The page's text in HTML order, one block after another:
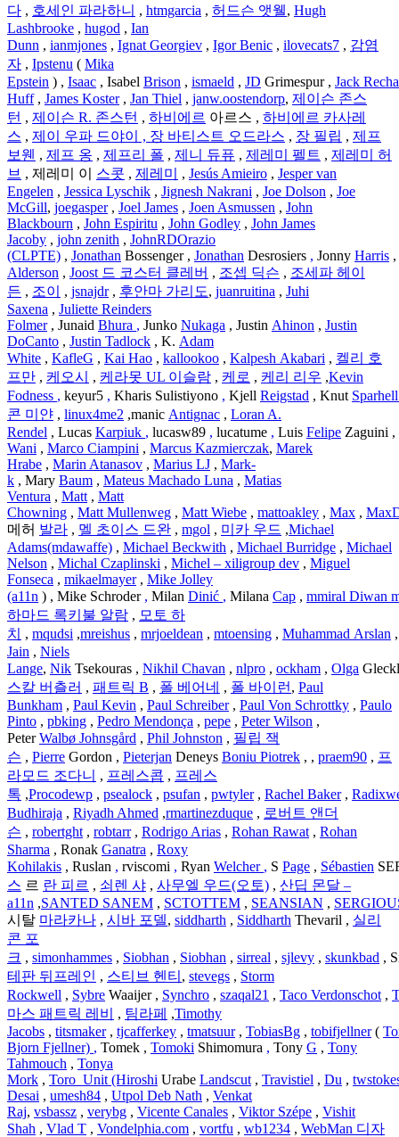
다 , 호세인 파라하니 , htmgarcia , 허드슨 앳웰, Hugh
Lashbrooke , hugod , Ian
Dunn , ianmjones , Ignat Georgiev , IgorBenic , ilovecats7 , 감염
자 , Ipstenu ( Mika
Epstein ) , Isaac , Isabel Brison , ismaeld , JD Grimespur , Jack
Huff, James Koster, Jan Thiel , janw.oostendorp, 제이슨 존스
턴 , 제이슨 R. 존스턴 , 하비에르 아르스 , 하비에르 카사레
스 , 제이 우파 드야이 , 장 바티스트 오드라스 , 장 필립 , 제프
보웬 , 제프 옹 , 제프리 폴 , 제니 듀퓨 , 제레미 펠트 , 제레미 허
브 , 제레미 이 스콧 , 제레미 , Jesús Amieiro , Jesper van
Engelen , Jessica Lyschik , Jignesh Nakrani , Joe Dolson , Joe
McGill, joegasper, Joel James , Joen Asmussen , John
Blackbourn , John Espiritu , John Godley , John James
Jacoby , john zenith , JohnRDOrazio
(CLPTE) , Jonathan Bossenger , Jonathan Desrosiers , Jonny Harris ,
Alderson , Joost 드 코스터 클레버 , 조셉 딕슨 , 조세파 헤이
든 , 조이 , jsnajdr, 후안마 가리도, juanruitina , Juhi
Saxena , Juliette Reinders
Folmer, Junaid Bhura , Junko Nukaga , Justin Ahinon , Justin
DoCanto , Justin Tadlock , K. Adam
White , KafleG , Kai Hao , kallookoo , Kalpesh Akabari , 켈리 호
프만 , 케오시 , 케라못 UL 이슬람 , 케로 , 케리 리우 ,Kevin
Fodness , keyur5 , Kharis Sulistiyono , Kjell Reigstad , Knut
콘 미얀 , linux4me2 ,manic Antignac , Loran A.
Rendel , Lucas Karpiuk , lucasw89 , lucatume , Luis Felipe Zaguini ,
Wani , Marco Ciampini , Marcus Kazmierczak, Marek
Hrabe , Marin Atanasov , Marius LJ , Mark-
k , Mary Baum , Mateus Machado Luna , Matias
Ventura , Matt , Matt
Chowning , Matt Mullenweg , Matt Wiebe , mattoakley , Max ,
메허 발라 , 멜 초이스 드완 , mgol , 미카 우드 ,Michael
Adams(mdawaffe) , Michael Beckwith , Michael Burridge , Michael
Nelson , Michal Czaplinski , Michel – xiligroup dev , Miguel
Fonseca , mikaelmayer, Mike Jolley
(a11n ) , Mike Schroder , Milan Dinić , Milana Cap , mmiral Diwan
하마드 록키불 알람 , 모토 하
치
, mqudsi ,mreishus , mrjoeldean , mtoensing , Muhammad Arslan
Jain , Niels
Lange, Nik Tsekouras , Nikhil Chavan , nlpro , ockham , Olga
스칼 버츨러 , 패트릭 B , 폴 베어네 , 폴 바이런 , Paul
Bunkham , Paul Kevin , Paul Schreiber, Paul Von Schrottky , Paulo
Pinto , pbking , Pedro Mendonça , pepe , Peter Wilson ,
PeterWalbø Johnsgård , Phil Johnston , 필립 잭
슨 , Pierre Gordon , Pieterjan Deneys Boniu Piotrek , , praem90 , 프
라모드 조다니 , 프레스콥 , 프레스
톡 ,Procodewp , psealock , psufan , pwtyler, Rachel Baker,
Budhiraja , Riyadh Ahmed ,rmartinezduque , 로버트 앤더
슨 , robertght , robtarr, Rodrigo Arias , Rohan Rawat , Rohan
Sharma , Ronak Ganatra , Roxy
Kohilakis , Ruslan , rviscomi , Ryan Welcher , S Page , Sébastien
스 르 란 피르 , 쇠렌 샤 , 사무엘 우드(오토) , 산딥 몬달 –
a11n ,SANTED SANEM , SCTOTTEM , SEANSIAN ,
시탈 마라카나 , 시바 포델, siddharth , Siddharth Thevaril , 실리
콘 포
크 , simonhammes , Siobhan , Siobhan , sirreal , sjlevy , skunkbad ,
테판 뒤프레인 , 스티브 헨티 , stevegs , Storm
Rockwell , Sybre Waaijer , Synchro , szaqal21 , Taco Verdonschot ,
마스 패트릭 레비
, 팀라페 ,Timothy
Jacobs , titsmaker, tjcafferkey , tmatsuur, TobiasBg , tobifjellner(
Bjorn Fjellner) , Tomek , Tomoki Shimomura , Tony G , Tony
Tahmouch , Tonya
Mork , Toro_Unit (Hiroshi Urabe Landscut , Travistiel , Du ,
Desai , umesh84 , Utpol Deb Nath , Venkat
Raj, vsbassz , verybg , Vicente Canales , Viktor Szépe , Vishit
Shah , Vlad T , Vondelphia.com , vortfu , wb1234 , WebMan 디자